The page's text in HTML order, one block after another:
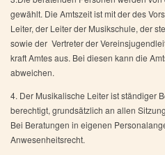
gewählt. Die Amtszeit ist mit der des
Leiter, der Leiter der Musikschule, der
sowie der Vertreter der
kraft Amtes aus. Bei diesen kann die
abweichen.
4. Der Musikalische Leiter ist ständiger
berechtigt, grundsätzlich an allen
Bei Beratungen in eigenen
Anwesenheitsrecht.